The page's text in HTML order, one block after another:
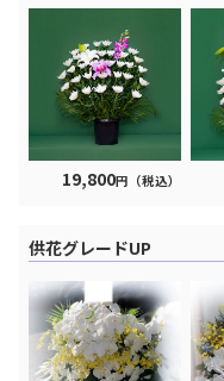
19,800円（税込）
供花グレードUP